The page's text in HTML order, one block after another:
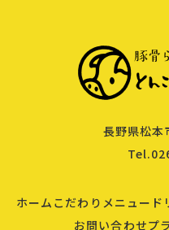
長野県松
ホーム こだわり メニュー ド
お問い合わせプ